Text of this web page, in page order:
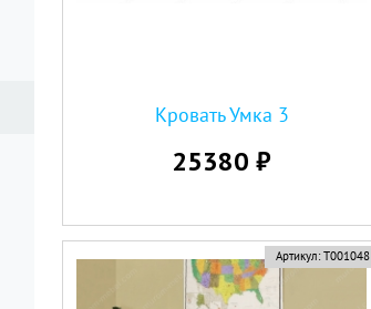
Кровать Умка 3
25380 ₽
Артикул: Т001048